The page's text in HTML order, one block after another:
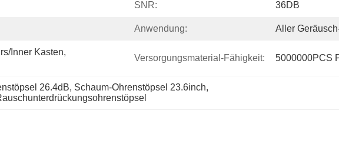
SNR: 36DB
Anwendung: Aller
inner Kasten,
Versorgungsmaterial-Fähigkeit: 5000000PCS
26.4dB, Schaum-Ohrenstöpsel 23.6inch,